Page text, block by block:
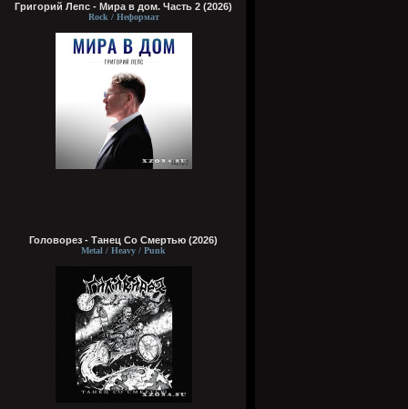
Григорий Лепс - Мира в дом. Часть 2 (2026)
Rock / Неформат
Головорез - Tанец Со Смертью (2026)
Metal / Heavy / Punk